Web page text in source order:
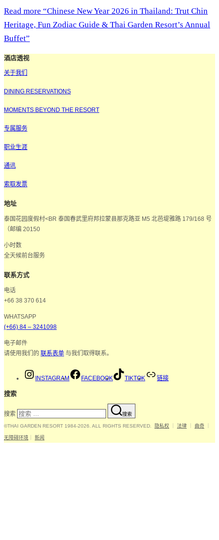
Read more “Chinese New Year 2026 in Thailand: Trut Chin
Heritage, Fun Zodiac Guide & Thai Garden Resort’s Annual
Buffet”
酒店透视
关于我们
DINING RESERVATIONS
MOMENTS BEYOND THE RESORT
专属服务
职业生涯
通讯
索取发票
地址
泰国花园度假村<BR 泰国春武里府邦拉蒙县那克路亚 M5 北芭堤雅路 179/168 号
（邮编 20150
小时数
全天候前台服务
联系方式
电话
+66 38 370 614
WHATSAPP
(+66) 84 – 3241098
电子邮件
请使用我们的 联系表单 与我们取得联系。
INSTAGRAM FACEBOOK TIKTOK 链接
搜索
搜索 搜索
©THAI GARDEN RESORT 1984-2026. ALL RIGHTS RESERVED. 隐私权 法律 曲奇
无障碍环境 新闻